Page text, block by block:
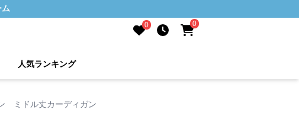
0 0
人気ランキング
ミドル丈カーディガン